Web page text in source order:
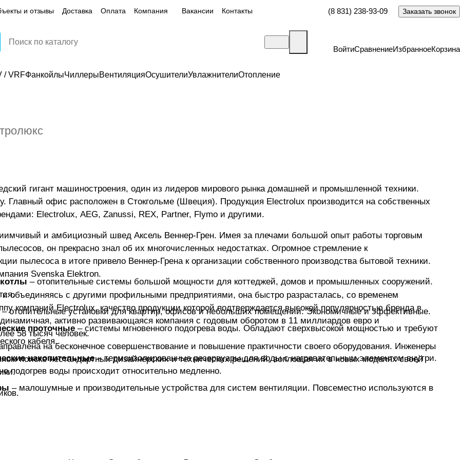
и отзывы Доставка Оплата Компания Вакансии Контакты (8 831) 238-93-09 Заказать звонок
ВойтиСравнениеИзбранноеКорзина
/ VRFФанкойлыЧиллерыВентиляцияОсушителиУвлажнителиОтопление
гигант машиностроения, один из лидеров мирового рынка домашней и промышленной техники.
Главный офис расположен в Стокгольме (Швеция). Продукция Electrolux производится на собственных
Electrolux, AEG, Zanussi, REX, Partner, Flymo и другими.
и амбициозный швед Аксель Веннер-Грен. Имея за плечами большой опыт работы торговым
он прекрасно знал об их многочисленных недостатках. Огромное стремление к
пылесоса в итоге привело Веннер-Грена к организации собственного производства бытовой техники.
Svenska Elektron.
и объединяясь с другими профильными предприятиями, она быстро разрасталась, со временем
компаний Electrolux, качество продукции которой подтверждается высокой популярностью бренда в
активно развивающаяся компания с годовым оборотом в 11 миллиардов евро и
58 тысяч человек.
– отопительные системы большой мощности для коттеджей, домов и промышленных сооружений.
– отопительные установки для квартир, офисов и небольших помещений. Экономичные и эффективные.
проточные – системы мгновенного подогрева воды. Обладают сверхвысокой мощностью и требуют
кабеля.
накопительные– термоизолированные резервуары для воды с нагревательным элементом внутри.
подогрев воды происходит относительно медленно.
– малошумные и производительные устройства для систем вентиляции. Повсеместно используются в
на бесконечное совершенствование и повышение практичности своего оборудования. Инженеры
поиске нестандартных дизайнерских и технических решений, воплощая их в новых моделях своей